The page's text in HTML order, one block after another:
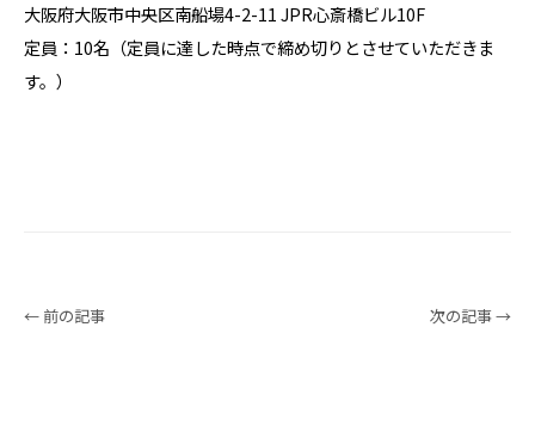
大阪府大阪市中央区南船場4-2-11 JPR心斎橋ビル10F
定員：10名（定員に達した時点で締め切りとさせていただきま
す。）
← 前の記事 次の記事 →